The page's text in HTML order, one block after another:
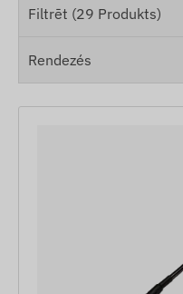
Filtrēt (29 Produkts)
Rendezés